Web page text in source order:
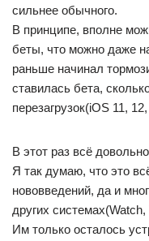
сильнее обычного.
В принципе, вполне
беты, что можно даже
раньше начинал
ставилась бета,
перезагрузок(iOS 11,
В этот раз всё
Я так думаю, что это
нововведений, да и
других системах(Watch,
Им только осталось